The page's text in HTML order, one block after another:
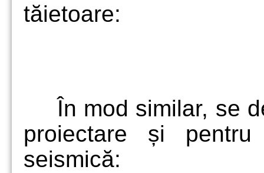
tăietoare:
În mod similar, se
proiectare și
seismică: